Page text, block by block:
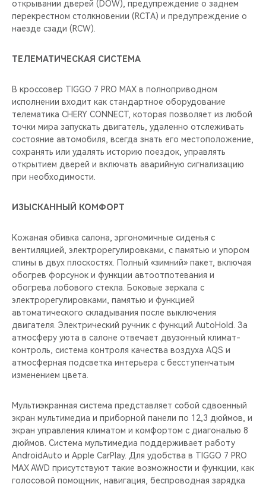
открывании дверей (DOW), предупреждение о заднем
перекрестном столкновении (RCTA) и предупреждение о
наезде сзади (RCW).
ТЕЛЕМАТИЧЕСКАЯ СИСТЕМА
В кроссовер TIGGO 7 PRO MAX в полноприводном
исполнении входит как стандартное оборудование
телематика CHERY CONNECT, которая позволяет из любой
точки мира запускать двигатель, удаленно отслеживать
состояние автомобиля, всегда знать его местоположение,
сохранять или удалять историю поездок, управлять
открытием дверей и включать аварийную сигнализацию
при необходимости.
ИЗЫСКАННЫЙ КОМФОРТ
Кожаная обивка салона, эргономичные сиденья с
вентиляцией, электрорегулировками, с памятью и упором
спины в двух плоскостях. Полный «зимний» пакет, включая
обогрев форсунок и функции автоотпотевания и
обогрева лобового стекла. Боковые зеркала с
электрорегулировками, памятью и функцией
автоматического складывания после выключения
двигателя. Электрический ручник с функций AutoHold. За
атмосферу уюта в салоне отвечает двузонный климат-
контроль, система контроля качества воздуха AQS и
атмосферная подсветка интерьера с бесступенчатым
изменением цвета.
Мультиэкранная система представляет собой сдвоенный
экран мультимедиа и приборной панели по 12,3 дюймов, и
экран управления климатом и комфортом с диагональю 8
дюймов. Система мультимедиа поддерживает работу
AndroidAuto и Apple CarPlay. Для удобства в TIGGO 7 PRO
MAX AWD присутствуют такие возможности и функции, как
голосовой помощник, навигация, беспроводная зарядка